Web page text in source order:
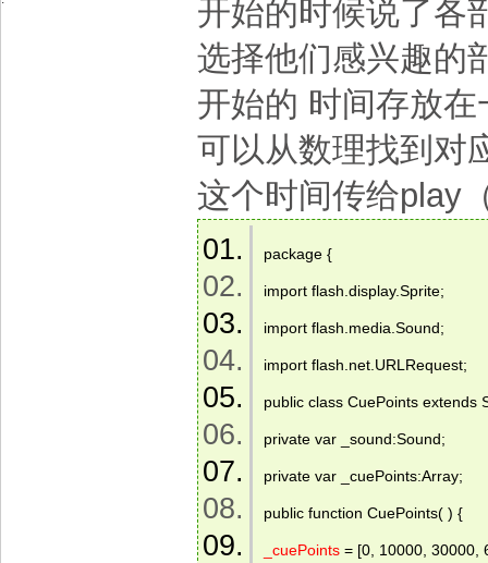
开始的时候说了各
选择他们感兴趣的
开始的 时间存放
可以从数理找到对
这个时间传给play
package {
import flash.display.Sprite;
import flash.media.Sound;
import flash.net.URLRequest;
public class CuePoints extends
private var _sound:Sound;
private var _cuePoints:Array;
public function CuePoints( ) {
_cuePoints = [0, 10000,